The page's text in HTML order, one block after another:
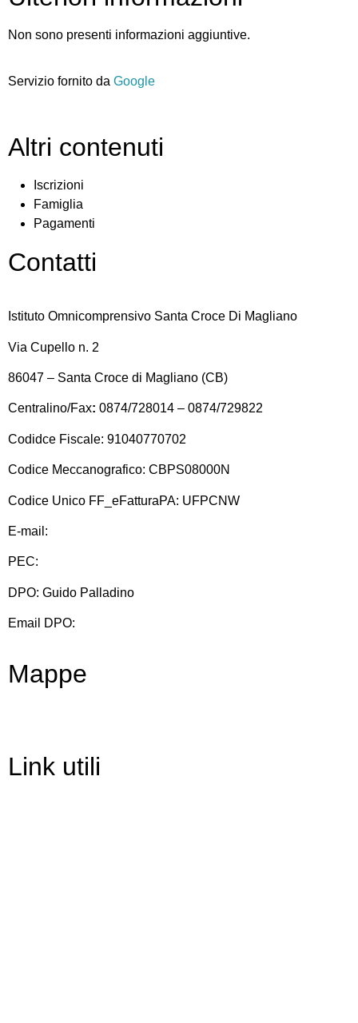
Non sono presenti informazioni aggiuntive.
Servizio fornito da Google
Altri contenuti
Iscrizioni
Famiglia
Pagamenti
Contatti
Istituto Omnicomprensivo Santa Croce Di Magliano
Via Cupello n. 2
86047 – Santa Croce di Magliano (CB)
Centralino/Fax: 0874/728014 – 0874/729822
Codidce Fiscale: 91040770702
Codice Meccanografico: CBPS08000N
Codice Unico FF_eFatturaPA: UFPCNW
E-mail:
PEC:
DPO: Guido Palladino
Email DPO:
Mappe
Link utili